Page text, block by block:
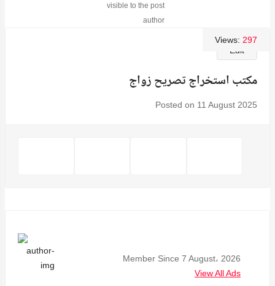
visible to the post
author
Edit
Views: 297
مكتب استخراج تصريح زواج
Posted on 11 August 2025
Member Since 7 August، 2026
View All Ads